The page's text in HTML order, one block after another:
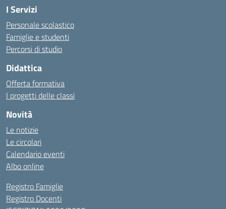
I Servizi
Personale scolastico
Famiglie e studenti
Percorsi di studio
Didattica
Offerta formativa
I progetti delle classi
Novità
Le notizie
Le circolari
Calendario eventi
Albo online
Registro Famiglie
Registro Docenti